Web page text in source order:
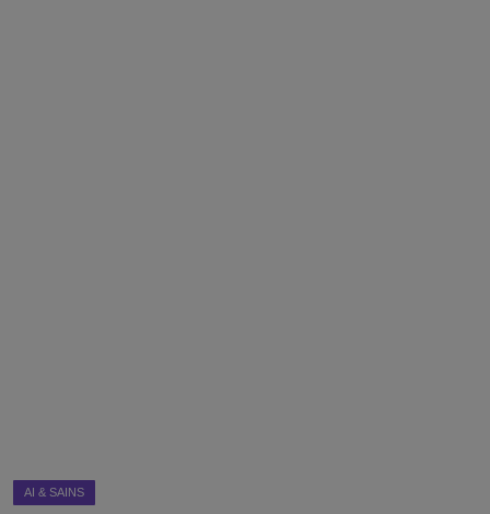
AI & SAINS